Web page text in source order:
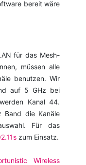
bereit wäre
für das Mesh-
müssen alle
benutzen. Wir
auf 5 GHz bei
Kanal 44.
Band die Kanäle
Für das
zum Einsatz.
Wireless